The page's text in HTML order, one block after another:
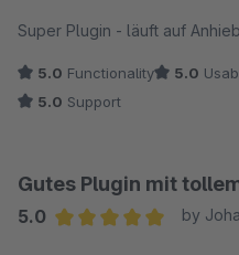
Super Plugin - läuft auf
5.0 Functionality 5.0
5.0 Support
Gutes Plugin mit
5.0
by